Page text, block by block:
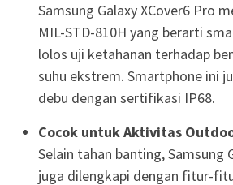
Samsung Galaxy XCover6 Pro
MIL-STD-810H yang berarti
lolos uji ketahanan terhadap
suhu ekstrem. Smartphone ini
debu dengan sertifikasi IP68.
Cocok untuk Aktivitas
Selain tahan banting, Samsung
juga dilengkapi dengan fitur-